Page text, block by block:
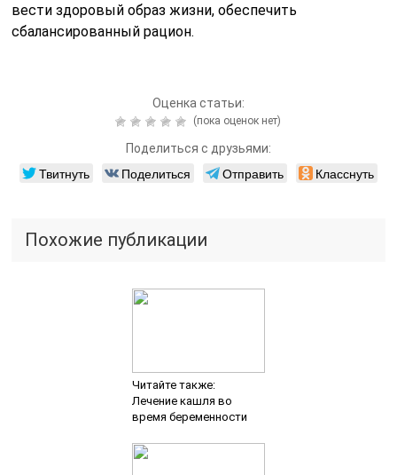
вести здоровый образ жизни, обеспечить
сбалансированный рацион.
Оценка статьи:
(пока оценок нет)
Поделиться с друзьями:
Твитнуть Поделиться Отправить Класснуть
Похожие публикации
Читайте также:
Лечение кашля во
время беременности